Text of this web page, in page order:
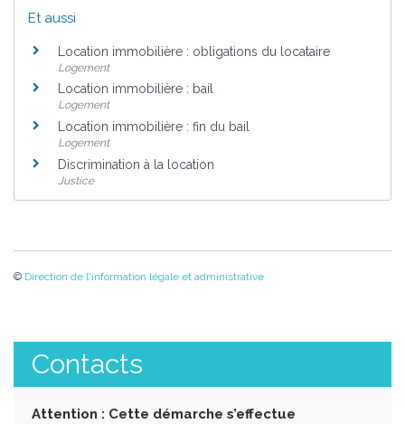
Et aussi
Location immobilière : obligations du locataire
Logement
Location immobilière : bail
Logement
Location immobilière : fin du bail
Logement
Discrimination à la location
Justice
© Direction de l'information légale et administrative
Contacts
Attention : Cette démarche s’effectue